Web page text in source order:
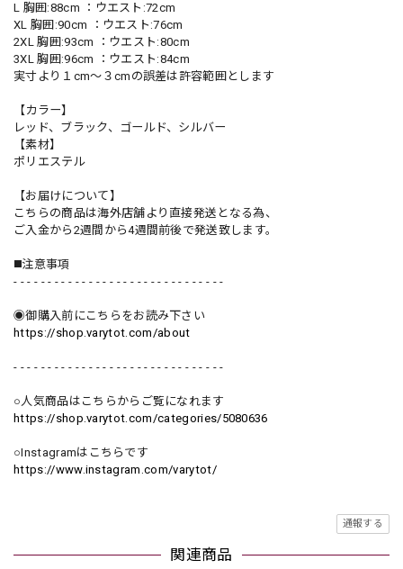
L 胸囲:88cm ：ウエスト:72cm
XL 胸囲:90cm ：ウエスト:76cm
2XL 胸囲:93cm ：ウエスト:80cm
3XL 胸囲:96cm ：ウエスト:84cm
実寸より１cm〜３cmの誤差は許容範囲とします
【カラー】
レッド、ブラック、ゴールド、シルバー
【素材】
ポリエステル
【お届けについて】
こちらの商品は海外店舗より直接発送となる為、
ご入金から2週間から4週間前後で発送致します。
◼️注意事項
- - - - - - - - - - - - - - - - - - - - - - - - - - - - - - -
◉御購入前にこちらをお読み下さい
https://shop.varytot.com/about
- - - - - - - - - - - - - - - - - - - - - - - - - - - - - - -
○人気商品はこちらからご覧になれます
https://shop.varytot.com/categories/5080636
○Instagramはこちらです
https://www.instagram.com/varytot/
通報する
関連商品